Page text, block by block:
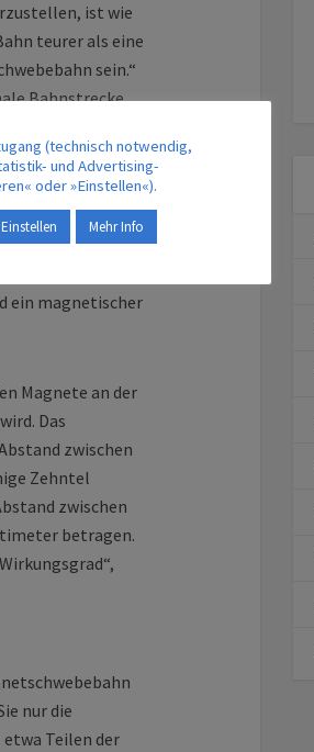
ist wie
teurer als eine
sein.“
Bahnstrecke
Hecht . Deren
Drehstrom-
periodisch so
ein magnetischer
Magnete an der
Das
zwischen
Zehntel
zwischen
betragen.
nur die
Teilen der
(technisch notwendig,
und Advertising-
oder »Einstellen«).
Einstellen Mehr Info